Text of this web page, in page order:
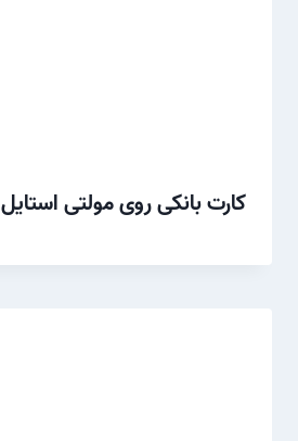
کارت بانکی روی مولتی استایل